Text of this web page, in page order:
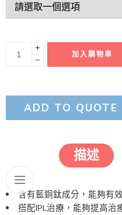
+
−
加入購物車
ADD TO QUOTE
描述
含有藍銅鈦成分，能夠有
搭配IPL治療，能夠提高治